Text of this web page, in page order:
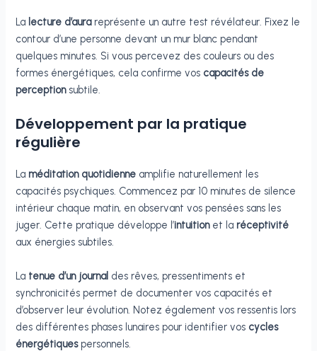
La lecture d’aurareprésente un autre test révélateur. Fixez le
contour d’une personne devant un mur blanc pendant
quelques minutes. Si vous percevez des couleurs ou des
formes énergétiques, cela confirme vos capacités de
perceptionsubtile.
Développement par la pratique
régulière
La méditation quotidienne amplifie naturellement les
capacités psychiques. Commencez par 10 minutes de silence
intérieur chaque matin, en observant vos pensées sans les
juger. Cette pratique développe l’intuitionet la réceptivité
aux énergies subtiles.
La tenue d’un journal des rêves, pressentiments et
synchronicités permet de documenter vos capacités et
d’observer leur évolution. Notez également vos ressentis lors
des différentes phases lunaires pour identifier vos cycles
énergétiquespersonnels.